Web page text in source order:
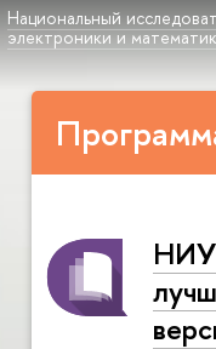
Национальный
электроники и
НИУ